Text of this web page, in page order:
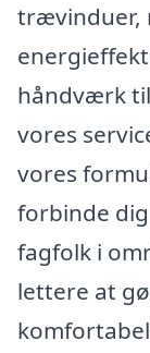
trævinduer,
håndværk
vores
vores
forbinde
fagfolk i
lettere at